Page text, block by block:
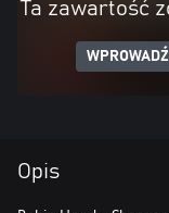
Ta zawartość
Opis